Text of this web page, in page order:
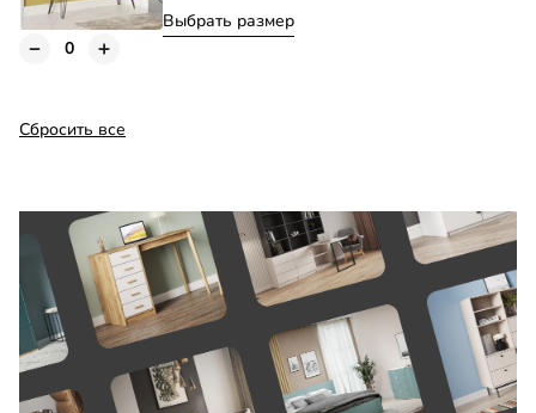
Выбрать размер
Сбросить все